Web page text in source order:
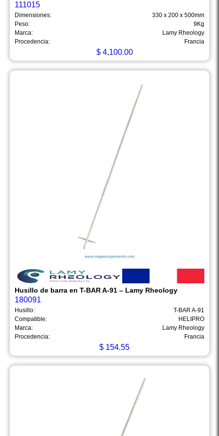
111015
Dimensiones:
330 x 200 x 500mm
Peso:
9Kg
Marca:
Lamy Rheology
Procedencia:
Francia
$4,100.00
Husillo de barra en T-BAR A-91 – Lamy Rheology
180091
Husillo:
T-BAR A-91
Compatible:
HELIPRO
Marca:
Lamy Rheology
Procedencia:
Francia
$ 154.55